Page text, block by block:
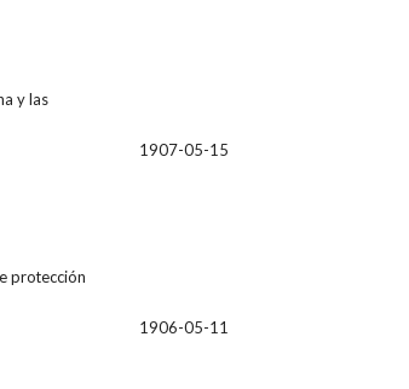
y las
1907-05-15
protección
1906-05-11